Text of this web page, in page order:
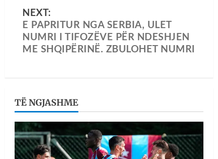
NEXT:
E PAPRITUR NGA SERBIA, ULET
NUMRI I TIFOZËVE PËR NDESHJEN
ME SHQIPËRINË. ZBULOHET NUMRI
TË NGJASHME